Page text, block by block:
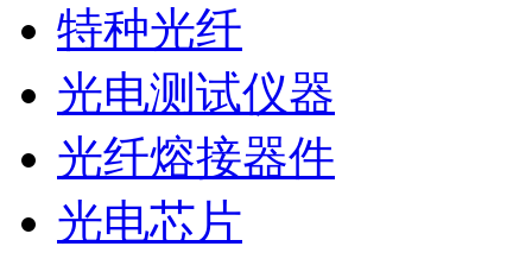
特种光纤
光电测试仪器
光纤熔接器件
光电芯片